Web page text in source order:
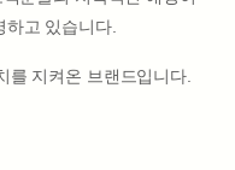
고 있습니다.
를 지켜온 브랜드입니다.